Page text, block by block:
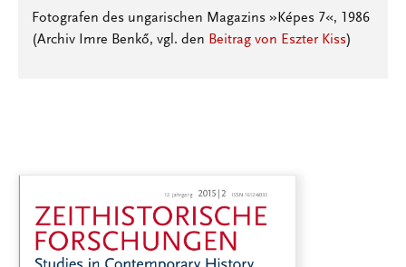
Fotografen des ungarischen Magazins »Képes 7«, 1986
(Archiv Imre Benkő, vgl. den Beitrag von Eszter Kiss)